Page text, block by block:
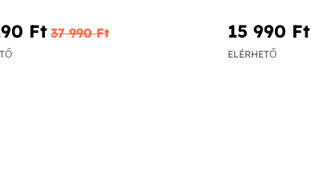
Ft‎37 990 Ft‎ 15 990 Ft‎
ELÉRHETŐ